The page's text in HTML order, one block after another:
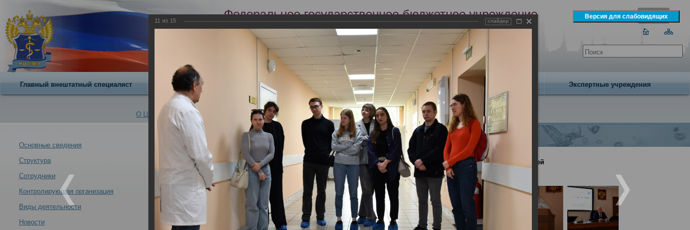
Федеральное государственное бюджетное учреждение
Российский центр судебно-медицинской экспертизы
Минздрава России
Сегодня 7 августа 2026 года
Главный внештатный специалист О центре Научная деятельность Экспертиза Образование Экспертные учреждения
О Центре -
Новости -
В Российском центре судебно-медицинской
Основные сведения
Структура
Сотрудники
Контролирующая организация
Виды деятельности
Новости
Альбомы
В Российском центре судебно-медицинской экспертизы Минздрава России проведен День открытых дверей
01.06.2026
11 из 15 слайдер